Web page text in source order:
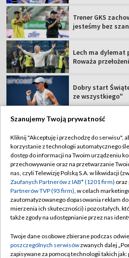
Trener GKS
jesteśmy bez
Lech ma dylemat
Roważa
Dobry start
ze wszystkiego"
TVP
Abonament
Sklep
Biuro
Oferta
Emisja w
Regulamin
Polityka
Moje
Biuro
Szanujemy Twoją prywatność
Kliknij "Akceptuję i przechodzę do serwisu",
korzystanie z technologii automatycznego
dostęp do informacji na Twoim urządzeniu
przechowywanie oraz na przetwarzanie
nas, czyli Telewizję Polską S.A. w likwidacji
Zaufanych Partnerów z IAB* (1201 firm) oraz
Partnerów TVP (93 firm), w celach
zautomatyzowanego dopasowania reklam
mierzenia ich skuteczności) i pozostałych,
także zgody na udostępnianie przez nas
Twoje dane osobowe zbierane podczas
poszczególnych serwisówzwanych dalej
zapisywane za pomocą technologii takich